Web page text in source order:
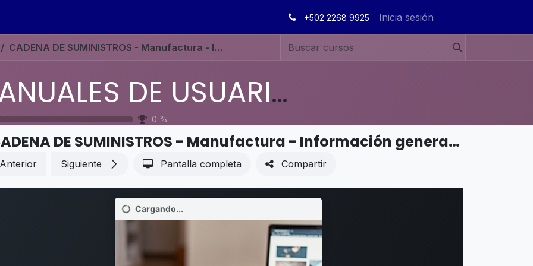
+502 2268 9925 Inicia sesión
CADENA DE SUMINISTROS - Manufactura - Información general de Taller
MANUALES DE USUARIO EN ESPAÑOL ODOO 19
0 %
CADENA DE SUMINISTROS - Manufactura - Información general de Taller
Anterior Siguiente Pantalla completa Compartir